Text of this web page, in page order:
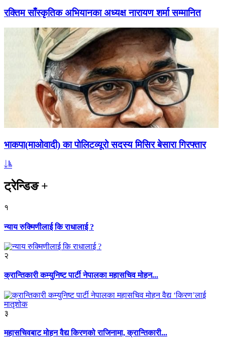
रक्तिम साँस्कृतिक अभियानका अध्यक्ष नारायण शर्मा सम्मानित
भाकपा(माओवादी) का पोलिटव्यूरो सदस्य मिसिर बेसारा गिरफ्तार
ट्रेन्डिङ+
१
न्याय रुक्मिणीलाई कि राधालाई ?
२
क्रान्तिकारी कम्युनिष्ट पार्टी नेपालका महासचिव मोहन...
३
महासचिवबाट मोहन वैद्य किरणको राजिनामा, क्रान्तिकारी...